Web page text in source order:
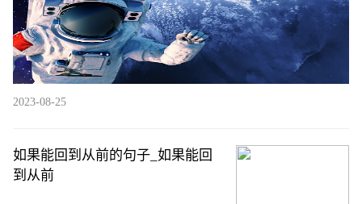
2023-08-25
如果能回到从前的句子_如果能回
到从前